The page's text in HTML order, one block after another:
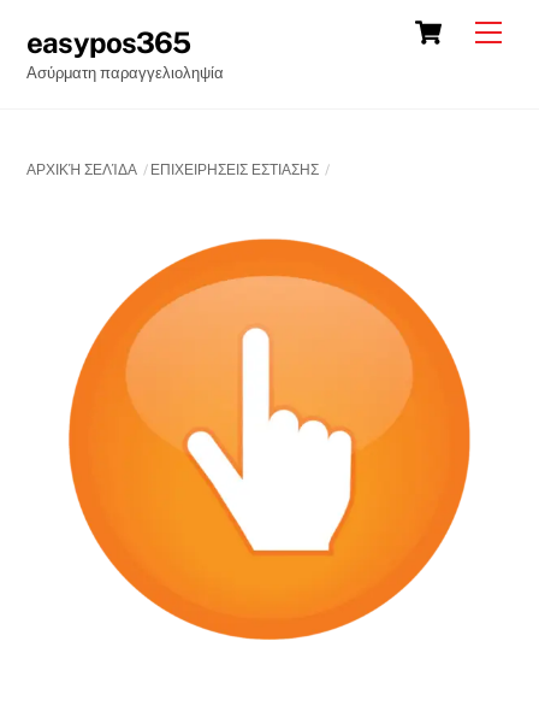
content
Cart
easypos365
Ασύρματη παραγγελιοληψία
ΑΡΧΙΚΉ ΣΕΛΊΔΑ ΕΠΙΧΕΙΡΗΣΕΙΣ ΕΣΤΙΑΣΗΣ